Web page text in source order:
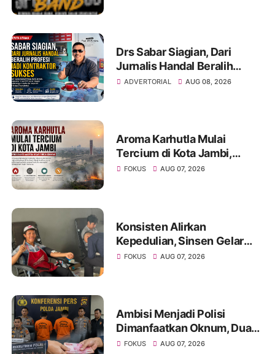
2
Drs Sabar Siagian, Dari
Jurnalis Handal Beralih
Profesi Jadi Kontraktor
ADVERTORIAL AUG 08, 2026
Aroma Karhutla Mulai
Tercium di Kota Jambi,
Warga Diminta Waspada
FOKUS AUG 07, 2026
Konsisten Alirkan
Kepedulian, Sinsen Gelar
Donor Darah ke-23 dalam
FOKUS AUG 07, 2026
Ambisi Menjadi Polisi
Dimanfaatkan Oknum, Dua
Anggota Polda Jambi Diduga
FOKUS AUG 07, 2026